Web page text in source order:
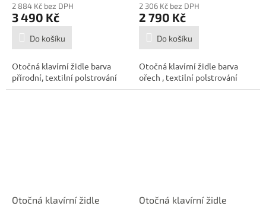
2 884 Kč bez DPH
3 490 Kč
Do košíku
Otočná klavírní židle barva
přírodní, textilní polstrování
2 306 Kč bez DPH
2 790 Kč
Do košíku
Otočná klavírní židle barva
ořech , textilní polstrování
Otočná klavírní židle
Otočná klavírní židle